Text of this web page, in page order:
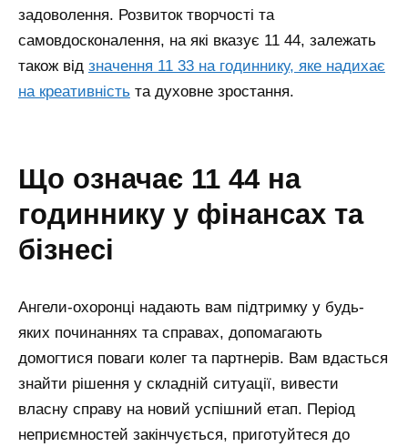
задоволення. Розвиток творчості та
самовдосконалення, на які вказує 11 44, залежать
також від значення 11 33 на годиннику, яке надихає
на креативність та духовне зростання.
що означає 11 44 на
годиннику у фінансах та
бізнесі
Ангели-охоронці надають вам підтримку у будь-
яких починаннях та справах, допомагають
домогтися поваги колег та партнерів. Вам вдасться
знайти рішення у складній ситуації, вивести
власну справу на новий успішний етап. Період
неприємностей закінчується, приготуйтеся до